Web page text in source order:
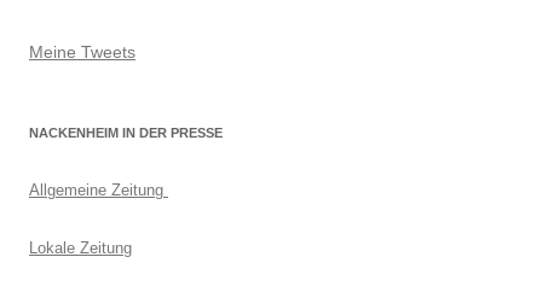
Meine Tweets
NACKENHEIM IN DER PRESSE
Allgemeine Zeitung
Lokale Zeitung